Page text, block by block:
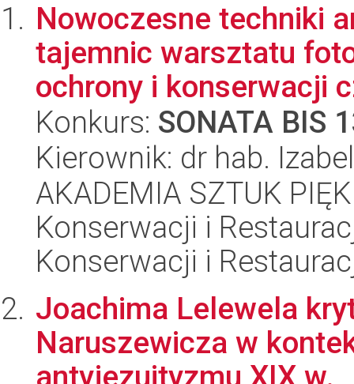
Nowoczesne techniki
tajemnic warsztatu
ochrony i konserwacji
Konkurs: SONATA BIS
Kierownik: dr hab.
AKADEMIA SZTUK
Konserwacji i
Konserwacji i
Joachima Lelewela
Naruszewicza w
antyjezuityzmu XIX w.